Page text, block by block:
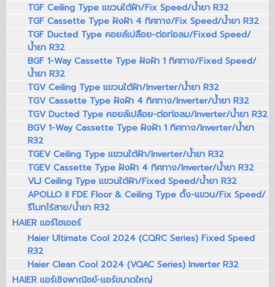
TGF Ceiling Type แขวนใต้ฝ้า/Fix Speed/น้ำยา R32
TGF Cassette Type ฝังฝ้า 4 ทิศทาง/Fix Speed/น้ำยา R32
TGF Ducted Type คอยล์เปลือย-ต่อท่อลม/Fixed Speed/
น้ำยา R32
BGF 1-Way Cassette Type ฝังฝ้า 1 ทิศทาง/Fixed Speed/
น้ำยา R32
TGV Ceiling Type แขวนใต้ฝ้า/Inverter/น้ำยา R32
TGV Cassette Type ฝังฝ้า 4 ทิศทาง/Inverter/น้ำยา R32
TGV Ducted Type คอยล์เปลือย-ต่อท่อลม/Inverter/น้ำยา R32
BGV 1-Way Cassette Type ฝังฝ้า 1 ทิศทาง/Inverter/น้ำยา
R32
TGEV Ceiling Type แขวนใต้ฝ้า/Inverter/น้ำยา R32
TGEV Cassette Type ฝังฝ้า 4 ทิศทาง/Inverter/น้ำยา R32
VLJ Ceiling Type แขวนใต้ฝ้า/Fixed Speed/น้ำยา R32
APOLLO II FDE Floor & Ceiling Type ตั้ง-แขวน/Fix Speed/
รีโมทไร้สาย/น้ำยา R32
HAIER แอร์ไฮเออร์
Haier Ultimate Cool 2024 (CQRC Series) Fixed Speed
R32
Haier Clean Cool 2024 (VQAC Series) Inverter R32
HAIER แอร์เชิงพาณิชย์-แอร์ขนาดใหญ่